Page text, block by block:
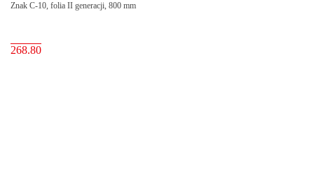
Znak C-10, folia II generacji, 800 mm
268.80